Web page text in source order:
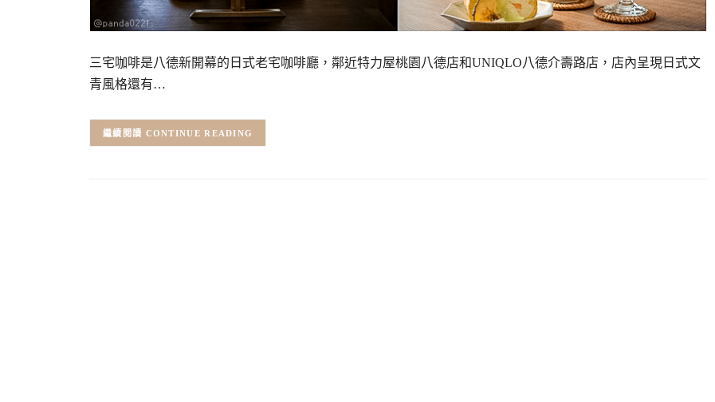
三宅咖啡是八德新開幕的日式老宅咖啡廳，鄰近特力屋桃園八德店和UNIQLO八德介壽路店，店內呈現日式文
青風格還有…
CONTINUE READING